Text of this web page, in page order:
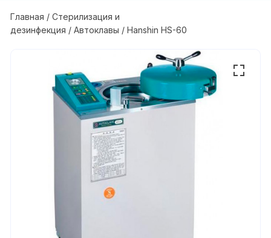
Главная /Стерилизация и
дезинфекция /Автоклавы / Hanshin HS-60